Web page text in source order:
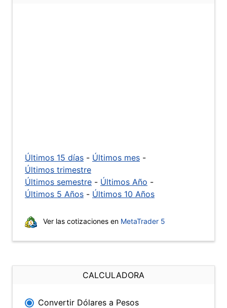
Últimos 15 días - Últimos mes -
Últimos trimestre
Últimos semestre - Últimos Año -
Últimos 5 Años - Últimos 10 Años
Ver las cotizaciones en MetaTrader 5
CALCULADORA
Convertir Dólares a Pesos